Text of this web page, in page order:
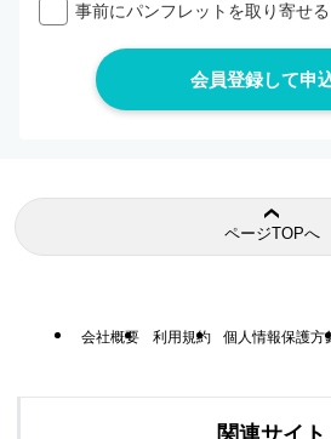
事前にパンフレットを取り寄せる
ページTOPへ